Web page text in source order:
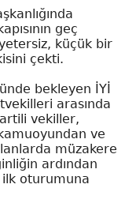
geç
küçük bir
çekti.
bekleyen İYİ
arasında
vekiller,
ve
müzakere
ardından
ilk oturumuna